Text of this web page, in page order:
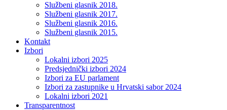
Službeni glasnik 2018.
Službeni glasnik 2017.
Službeni glasnik 2016.
Službeni glasnik 2015.
Kontakt
Izbori
Lokalni izbori 2025
Predsjednički izbori 2024
Izbori za EU parlament
Izbori za zastupnike u Hrvatski sabor 2024
Lokalni izbori 2021
Transparentnost